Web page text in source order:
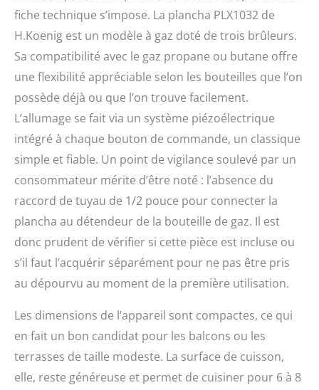
fiche technique s’impose. La plancha PLX1032 de
H.Koenig est un modèle à gaz doté de trois brûleurs.
Sa compatibilité avec le gaz propane ou butane offre
une flexibilité appréciable selon les bouteilles que l’on
possède déjà ou que l’on trouve facilement.
L’allumage se fait via un système piézoélectrique
intégré à chaque bouton de commande, un classique
simple et fiable. Un point de vigilance soulevé par un
consommateur mérite d’être noté : l’absence du
raccord de tuyau de 1/2 pouce pour connecter la
plancha au détendeur de la bouteille de gaz. Il est
donc prudent de vérifier si cette pièce est incluse ou
s’il faut l’acquérir séparément pour ne pas être pris
au dépourvu au moment de la première utilisation.
Les dimensions de l’appareil sont compactes, ce qui
en fait un bon candidat pour les balcons ou les
terrasses de taille modeste. La surface de cuisson,
elle, reste généreuse et permet de cuisiner pour 6 à 8